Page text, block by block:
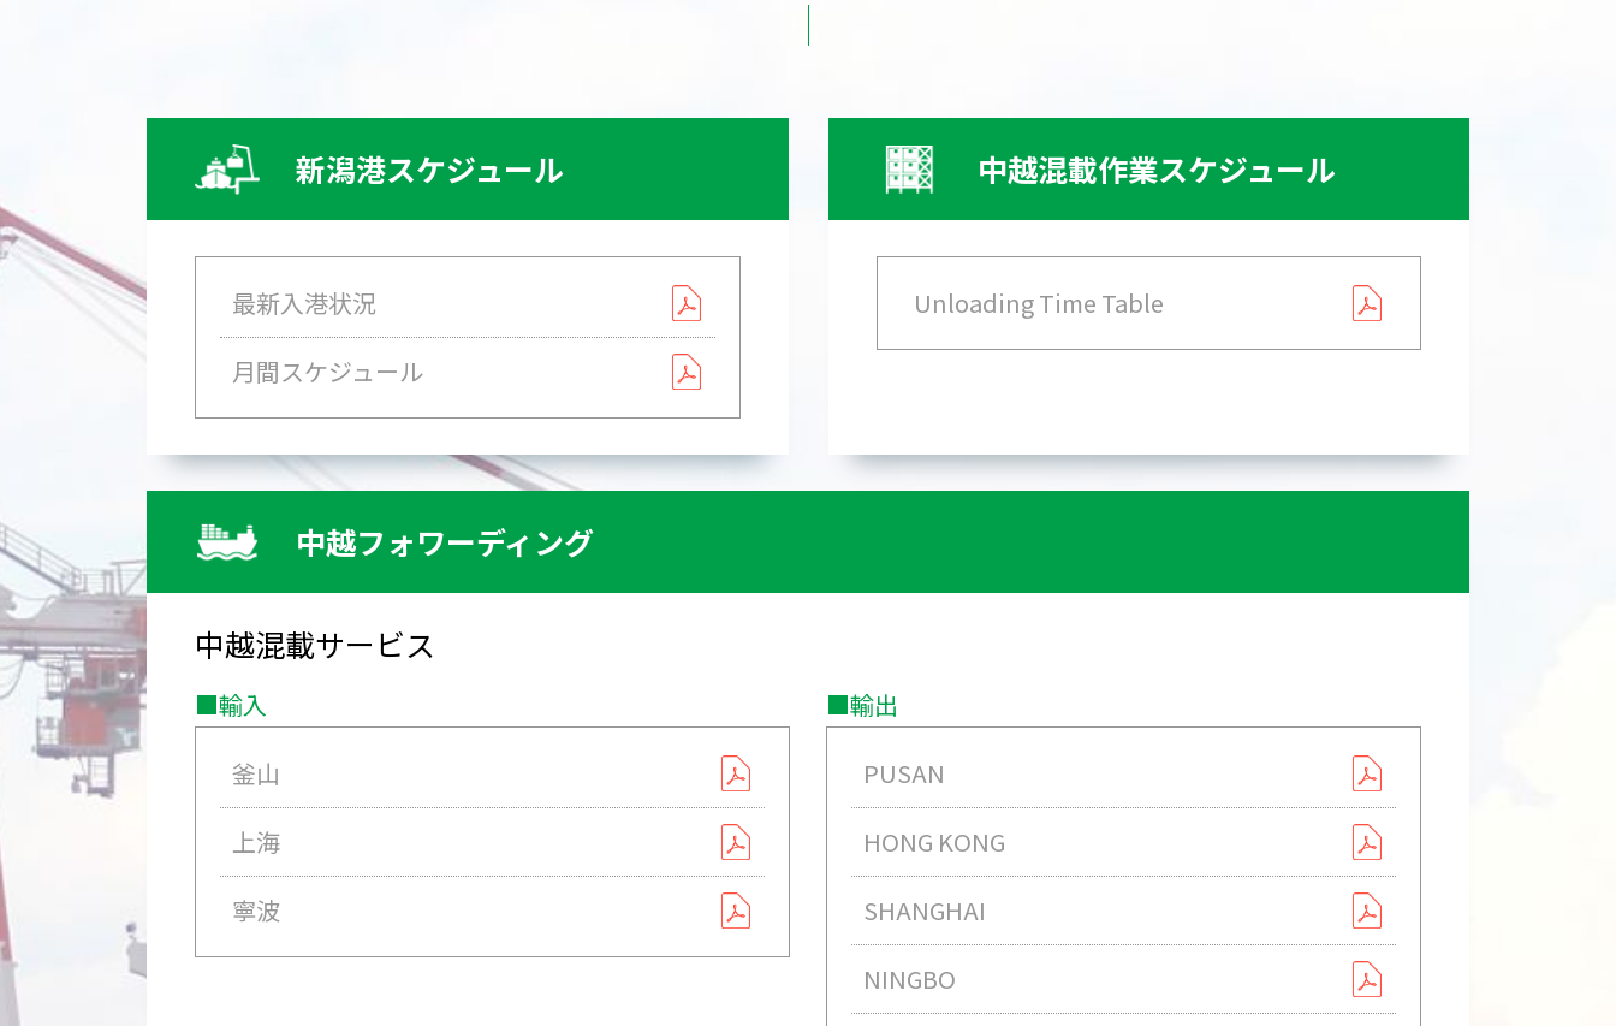
新潟港スケジュール
最新入港状況
月間スケジュール
中越混載作業スケジュール
Unloading Time Table
中越フォワーディング
中越混載サービス
■輸入
釜山
上海
寧波
■輸出
PUSAN
HONG KONG
SHANGHAI
NINGBO